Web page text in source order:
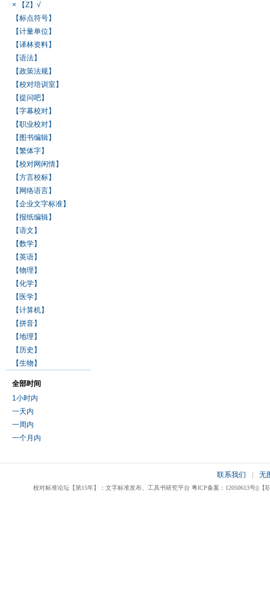
× 【Z】√
【标点符号】
【计量单位】
【译林资料】
【语法】
【政策法规】
【校对培训室】
【提问吧】
【字幕校对】
【职业校对】
【图书编辑】
【繁体字】
【校对网闲情】
【方言校标】
【网络语言】
【企业文字标准】
【报纸编辑】
【语文】
【数学】
【英语】
【物理】
【化学】
【医学】
【计算机】
【拼音】
【地理】
【历史】
【生物】
全部时间
1小时内
一天内
一周内
一个月内
联系我们 无
校对标准论坛【第15年】：文字标准发布、工具书研究平台 粤ICP备案：12050613号|||【